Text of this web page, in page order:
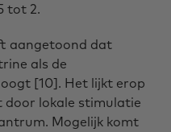
tot 2.
aangetoond dat
als de
[10]. Het lijkt erop
door lokale stimulatie
Mogelijk komt